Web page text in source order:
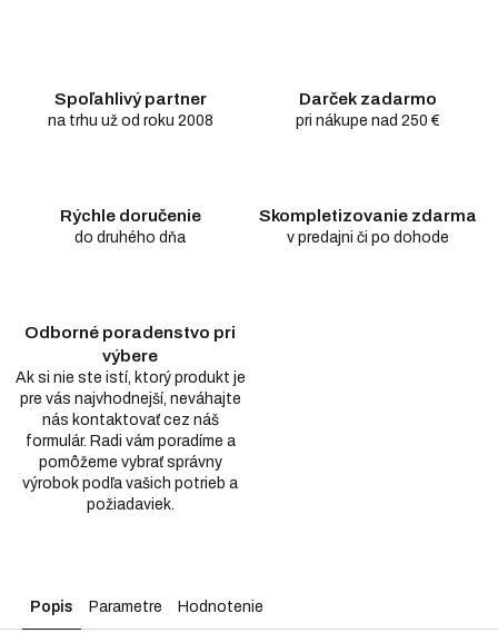
Spoľahlivý partner
na trhu už od roku 2008
Darček zadarmo
pri nákupe nad 250 €
Rýchle doručenie
do druhého dňa
Skompletizovanie zdarma
v predajni či po dohode
Odborné poradenstvo pri
výbere
Ak si nie ste istí, ktorý produkt je
pre vás najvhodnejší, neváhajte
nás kontaktovať cez náš
formulár. Radi vám poradíme a
pomôžeme vybrať správny
výrobok podľa vašich potrieb a
požiadaviek.
Popis Parametre Hodnotenie